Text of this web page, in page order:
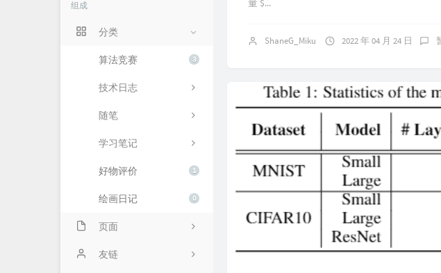
组成
分类
3
算法竞赛
技术日志
随笔
学习笔记
1
好物评价
0
绘画日记
页面
留言板
友链
量 $...
ShaneG_Miku 2022 年 04 月 24 日